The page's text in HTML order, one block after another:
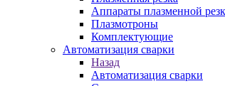
Аппараты плазменной
Плазмотроны
Комплектующие
Автоматизация сварки
Назад
Автоматизация сварки